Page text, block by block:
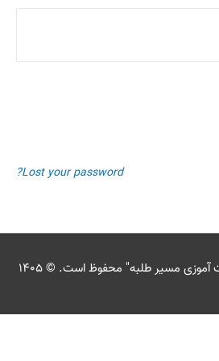
Lost your password?
آموزی مسیر طلبه" محفوظ است. © ۱۴۰۵